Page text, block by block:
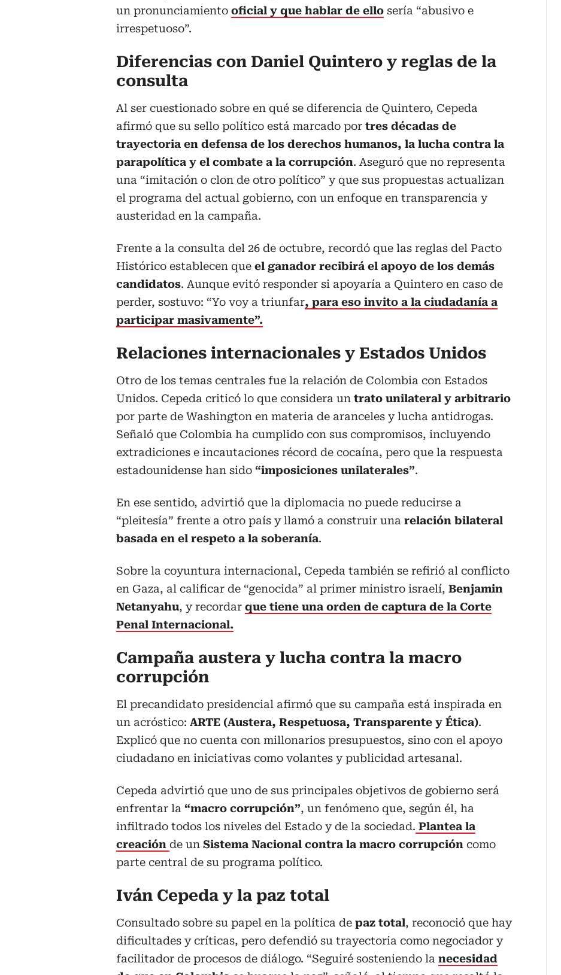
un pronunciamiento oficial y que hablar de ello sería “abusivo e
irrespetuoso”.
Diferencias con Daniel Quintero y reglas de la
consulta
Al ser cuestionado sobre en qué se diferencia de Quintero, Cepeda
afirmó que su sello político está marcado por tres décadas de
trayectoria en defensa de los derechos humanos, la lucha contra la
parapolítica y el combate a la corrupción. Aseguró que no representa
una “imitación o clon de otro político” y que sus propuestas actualizan
el programa del actual gobierno, con un enfoque en transparencia y
austeridad en la campaña.
Frente a la consulta del 26 de octubre, recordó que las reglas del Pacto
Histórico establecen que el ganador recibirá el apoyo de los demás
candidatos. Aunque evitó responder si apoyaría a Quintero en caso de
perder, sostuvo: “Yo voy a triunfar, para eso invito a la ciudadanía a
participar masivamente”.
Relaciones internacionales y Estados Unidos
Otro de los temas centrales fue la relación de Colombia con Estados
Unidos. Cepeda criticó lo que considera un trato unilateral y arbitrario
por parte de Washington en materia de aranceles y lucha antidrogas.
Señaló que Colombia ha cumplido con sus compromisos, incluyendo
extradiciones e incautaciones récord de cocaína, pero que la respuesta
estadounidense han sido “imposiciones unilaterales”.
En ese sentido, advirtió que la diplomacia no puede reducirse a
“pleitesía” frente a otro país y llamó a construir una relación bilateral
basada en el respeto a la soberanía.
Sobre la coyuntura internacional, Cepeda también se refirió al conflicto
en Gaza, al calificar de “genocida” al primer ministro israelí, Benjamin
Netanyahu, y recordar que tiene una orden de captura de la Corte
Penal Internacional.
Campaña austera y lucha contra la macro
corrupción
El precandidato presidencial afirmó que su campaña está inspirada en
un acróstico: ARTE (Austera, Respetuosa, Transparente y Ética).
Explicó que no cuenta con millonarios presupuestos, sino con el apoyo
ciudadano en iniciativas como volantes y publicidad artesanal.
Cepeda advirtió que uno de sus principales objetivos de gobierno será
enfrentar la “macro corrupción”, un fenómeno que, según él, ha
infiltrado todos los niveles del Estado y de la sociedad. Plantea la
creación de un Sistema Nacional contra la macro corrupción como
parte central de su programa político.
Iván Cepeda y la paz total
Consultado sobre su papel en la política de paz total, reconoció que hay
dificultades y críticas, pero defendió su trayectoria como negociador y
facilitador de procesos de diálogo. “Seguiré sosteniendo la necesidad